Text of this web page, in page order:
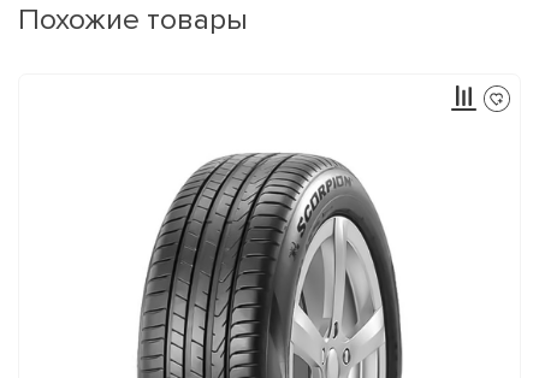
Похожие товары